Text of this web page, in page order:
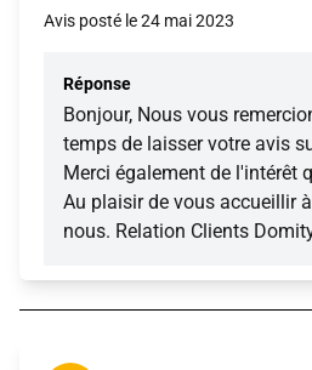
Avis posté le 24 mai 2023
Réponse
Bonjour, Nous vous
temps de laisser votre avis
Merci également de l'intérêt
Au plaisir de vous accueillir
nous. Relation Clients